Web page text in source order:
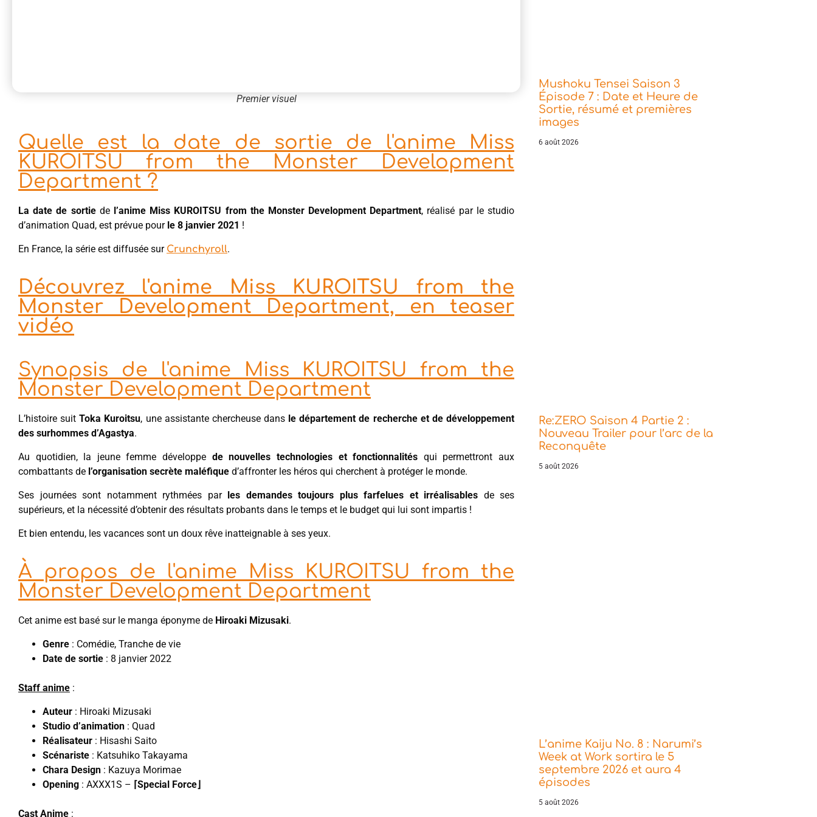
Premier visuel
Quelle est la date de sortie de l'anime Miss
KUROITSU from the Monster Development
Department ?
La date de sortiede l’anime Miss KUROITSU from the Monster Development Department, réalisé par le studio
d’animation Quad, est prévue pour le 8 janvier 2021 !
En France, la série est diffusée sur Crunchyroll.
Découvrez l'anime Miss KUROITSU from the
Monster Development Department, en teaser
vidéo
Synopsis de l'anime Miss KUROITSU from the
Monster Development Department
L’histoire suitToka Kuroitsu, une assistante chercheuse dans le département de recherche et de développement
des surhommes d’Agastya.
Au quotidien, la jeune femme développe de nouvelles technologies et fonctionnalités qui permettront aux
combattants de l’organisation secrète maléfique d’affronter les héros qui cherchent à protéger le monde.
Ses journées sont notamment rythmées par les demandes toujours plus farfelues et irréalisables de ses
supérieurs, et la nécessité d’obtenir des résultats probants dans le temps et le budget qui lui sont impartis !
Et bien entendu, les vacances sont un doux rêve inatteignable à ses yeux.
À propos de l'anime Miss KUROITSU from the
Monster Development Department
Cet anime est basé sur le manga éponyme de Hiroaki Mizusaki.
Genre : Comédie, Tranche de vie
Date de sortie : 8 janvier 2022
Staff anime :
Auteur : Hiroaki Mizusaki
Studio d’animation : Quad
Réalisateur : Hisashi Saito
Scénariste : Katsuhiko Takayama
Chara Design : Kazuya Morimae
Opening : AXXX1S – ⌈Special Force⌋
Cast Anime :
Mushoku Tensei Saison 3
Épisode 7 : Date et Heure de
Sortie, résumé et premières
images
6 août 2026
Re:ZERO Saison 4 Partie 2 :
Nouveau Trailer pour l’arc de la
Reconquête
5 août 2026
L’anime Kaiju No. 8 : Narumi’s
Week at Work sortira le 5
septembre 2026 et aura 4
épisodes
5 août 2026